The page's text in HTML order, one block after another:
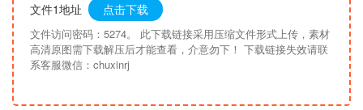
文件1地址 点击下载
文件访问密码：5274。 此下载链接采用压缩文件形式上传，素材
高清原图需下载解压后才能查看，介意勿下！ 下载链接失效请联
系客服微信：chuxinrj